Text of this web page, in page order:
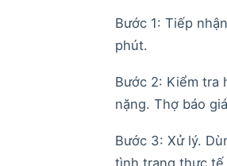
Bước 1: Tiếp
phút.
Bước 2: Kiểm tra
nặng. Thợ báo
Bước 3: Xử lý.
tình trạng thực